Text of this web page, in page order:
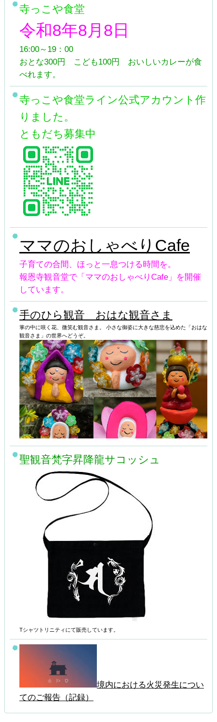
寺っこや食堂
令和8年8月8日
16:00～19：00
おとな300円 こども100円 おいしいカレーが食
べれます。
寺っこや食堂ライン公式アカウント作
りました。
ともだち募集中
ママのおしゃべりCafe
子育ての合間、ほっと一息つける時間を。
報恩寺観音堂で「ママのおしゃべりCafe」を開催
しています。
手のひら観音 おはな観音さま
掌の中に咲く花、微笑む観音さま。 小さな御姿に大きな慈悲を込めた「おはな
観音さま」の世界へどうぞ。
聖観音梵字昇降龍サコッシュ
Tシャツトリニティにて販売しています。
境内における火災発生につい
てのご報告（記録）